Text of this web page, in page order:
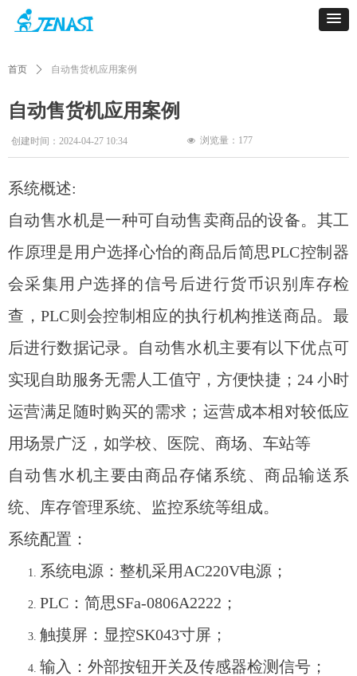
自动售货机应用案例
系统概述:
自动售水机是一种可自动售卖商品的设备。其工
作原理是用户选择心怡的商品后简思PLC控制器
会采集用户选择的信号后进行货币识别库存检
查，PLC则会控制相应的执行机构推送商品。最
后进行数据记录。自动售水机主要有以下优点可
实现自助服务无需人工值守，方便快捷；24 小时
运营满足随时购买的需求；运营成本相对较低应
用场景广泛，如学校、医院、商场、车站等
自动售水机主要由商品存储系统、商品输送系
统、库存管理系统、监控系统等组成。
系统配置：
系统电源：整机采用AC220V电源；
PLC：简思SFa-0806A2222；
触摸屏：显控SK043寸屏；
输入：外部按钮开关及传感器检测信号；
首页 ꄲ 自动售货机应用案例
创建时间： 2024-04-27 10:34 넶 浏览量： 177